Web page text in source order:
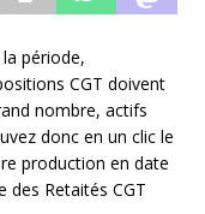
période,
CGT doivent
nombre, actifs
donc en un clic le
production en date
des Retaités CGT